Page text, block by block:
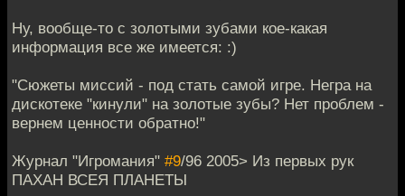
Ну, вообще-то с золотыми зубами кое-какая
информация все же имеется: :)
"Сюжеты миссий - под стать самой игре. Негра на
дискотеке "кинули" на золотые зубы? Нет проблем -
вернем ценности обратно!"
Журнал "Игромания" #9/96 2005> Из первых рук
ПАХАН ВСЕЯ ПЛАНЕТЫ